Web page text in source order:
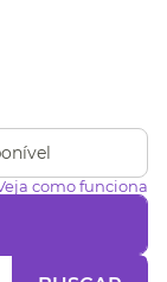
como funciona